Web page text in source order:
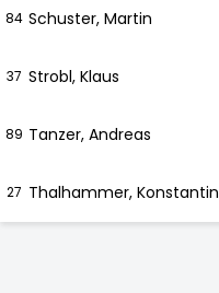
84 Schuster, Martin
37 Strobl, Klaus
89 Tanzer, Andreas
27 Thalhammer, Konstantin